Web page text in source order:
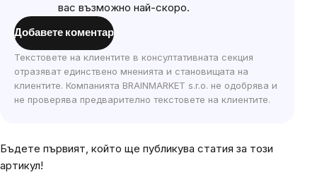
вас възможно най-скоро.
Добавете коментар
Текстовете на клиентите в консултативната секция
отразяват единствено мненията и становищата на
клиентите. Компанията BRAINMARKET s.r.o. не одобрява и
не проверява предварително текстовете на клиентите.
Бъдете първият, който ще публикува статия за този
артикул!